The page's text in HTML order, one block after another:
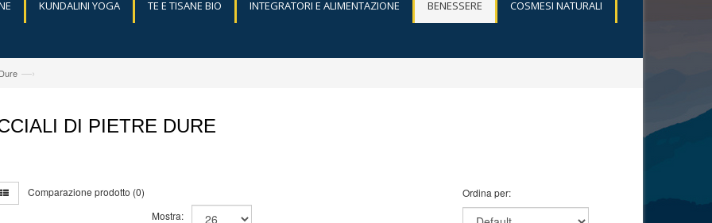
KUNDALINI YOGA TE E TISANE BIO INTEGRATORI E ALIMENTAZIONE BENESSERE COSMESI NATURALI
—›
DI PIETRE DURE
Comparazione prodotto (0)
Ordina per:
Mostra: